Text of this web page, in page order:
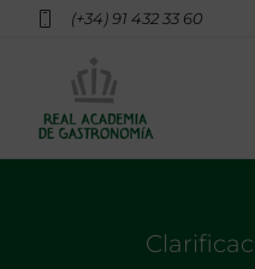
(+34) 91 432 33 60